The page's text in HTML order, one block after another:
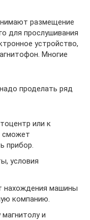
размещение
для прослушивания
устройство,
Многие
проделать ряд
или к
сможет
прибор.
условия
нахождения машины
компанию.
и